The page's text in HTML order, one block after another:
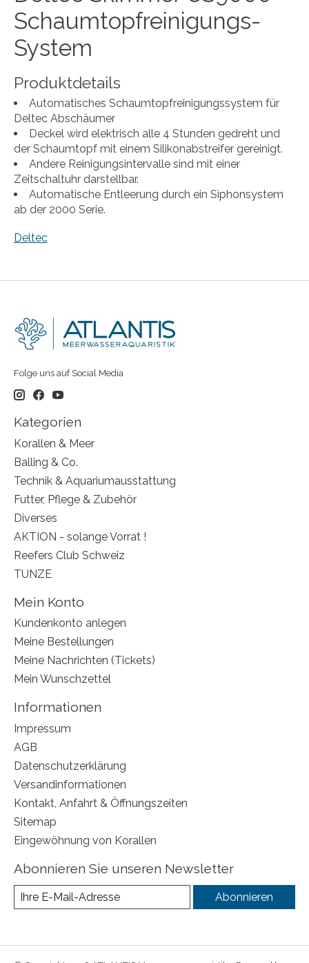
Schaumtopfreinigungs-
System
Produktdetails
Automatisches Schaumtopfreinigungssystem für
Deltec Abschäumer
Deckel wird elektrisch alle 4 Stunden gedreht und
der Schaumtopf mit einem Silikonabstreifer gereinigt.
Andere Reinigungsintervalle sind mit einer
Zeitschaltuhr darstellbar.
Automatische Entleerung durch ein Siphonsystem
ab der 2000 Serie.
Deltec
Folge uns auf Social Media
Kategorien
Korallen & Meer
Balling & Co.
Technik & Aquariumausstattung
Futter, Pflege & Zubehör
Diverses
AKTION - solange Vorrat !
Reefers Club Schweiz
TUNZE
Mein Konto
Kundenkonto anlegen
Meine Bestellungen
Meine Nachrichten (Tickets)
Mein Wunschzettel
Informationen
Impressum
AGB
Datenschutzerklärung
Versandinformationen
Kontakt, Anfahrt & Öffnungszeiten
Sitemap
Eingewöhnung von Korallen
Abonnieren Sie unseren Newsletter
Abonnieren